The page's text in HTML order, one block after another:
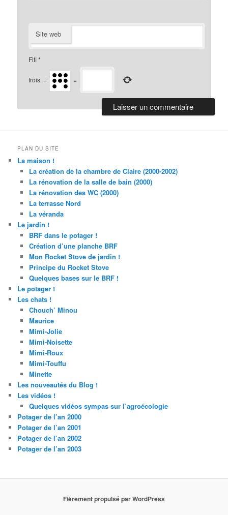
Site web
Fifi*
trois + =
PLAN DU SITE
La maison !
La création de la chambre de Claire (2000-2002)
La rénovation de la salle de bain (2000)
La rénovation des WC (2000)
La terrasse Nord
La véranda
Le jardin !
BRF dans le potager !
Création d’une planche BRF
Mon Rocket Stove de jardin !
Principe du Rocket Stove
Quelques bases sur le BRF !
Le potager !
Les chats !
Chouch’ Minou
Maurice
Mimi-Jolie
Mimi-Noisette
Mimi-Roux
Mimi-Touffu
Minette
Les nouveautés du Blog !
Les vidéos !
Quelques vidéos sympas sur l’agroécologie
Potager de l’an 2000
Potager de l’an 2001
Potager de l’an 2002
Potager de l’an 2003
Fièrement propulsé par WordPress